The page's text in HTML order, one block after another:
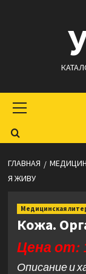
меню
ГЛАВНАЯ
Я ЖИВУ
Медицинская
Кожа.
Цена от:
Описание и